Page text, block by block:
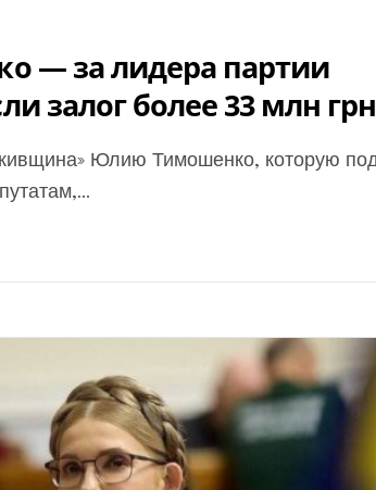
— за лидера партии
залог более 33 млн грн